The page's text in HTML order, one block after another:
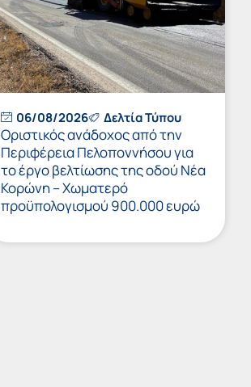
06/08/2026 Δελτία Τύπου
Οριστικός ανάδοχος από την
Περιφέρεια Πελοποννήσου για
το έργο βελτίωσης της οδού Νέα
Κορώνη – Χωματερό
προϋπολογισμού 900.000 ευρώ